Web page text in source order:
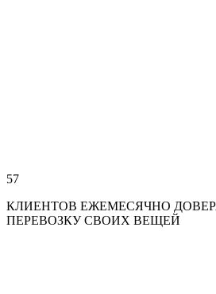
57
КЛИЕНТОВ ЕЖЕМЕСЯЧНО
ПЕРЕВОЗКУ СВОИХ ВЕЩЕЙ